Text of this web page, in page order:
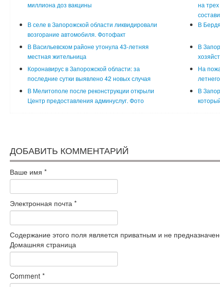
миллиона доз вакцины
на
В селе в Запорожской области ликвидировали
возгорание автомобиля. Фотофакт
В
В Васильевском районе утонула 43-летняя
местная жительница
В
Коронавирус в Запорожской области: за
последние сутки выявлено 42 новых случая
На
В Мелитополе после реконструкции открыли
Центр предоставления админуслуг. Фото
В
ДОБАВИТЬ КОММЕНТАРИЙ
Ваше имя *
Электронная почта *
Содержание этого поля является приватным и не
Домашняя страница
Comment *